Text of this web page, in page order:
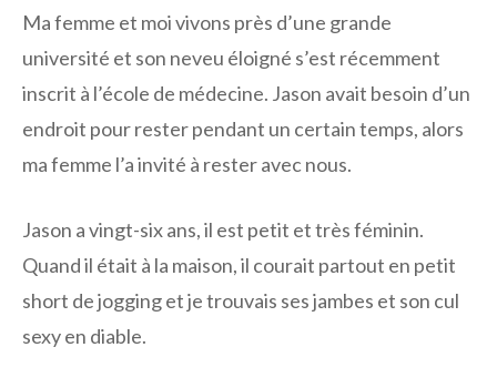
Ma femme et moi vivons près d’une grande
université et son neveu éloigné s’est récemment
inscrit à l’école de médecine. Jason avait besoin d’un
endroit pour rester pendant un certain temps, alors
ma femme l’a invité à rester avec nous.
Jason a vingt-six ans, il est petit et très féminin.
Quand il était à la maison, il courait partout en petit
short de jogging et je trouvais ses jambes et son cul
sexy en diable.